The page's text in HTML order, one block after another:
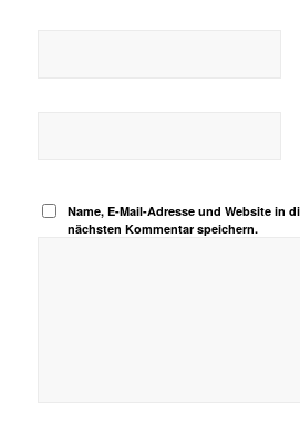
Name, E-Mail-Adresse und Website in
nächsten Kommentar speichern.